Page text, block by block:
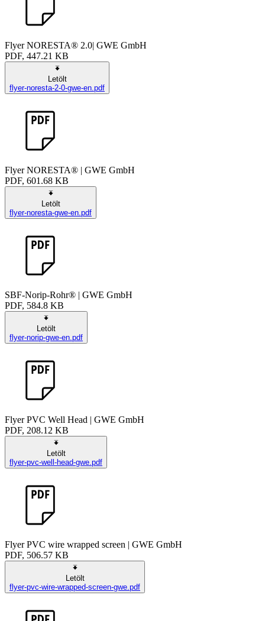
Flyer NORESTA® 2.0| GWE GmbH
PDF, 447.21 KB
Letölt
flyer-noresta-2-0-gwe-en.pdf
Flyer NORESTA® | GWE GmbH
PDF, 601.68 KB
Letölt
flyer-noresta-gwe-en.pdf
SBF-Norip-Rohr® | GWE GmbH
PDF, 584.8 KB
Letölt
flyer-norip-gwe-en.pdf
Flyer PVC Well Head | GWE GmbH
PDF, 208.12 KB
Letölt
flyer-pvc-well-head-gwe.pdf
Flyer PVC wire wrapped screen | GWE GmbH
PDF, 506.57 KB
Letölt
flyer-pvc-wire-wrapped-screen-gwe.pdf